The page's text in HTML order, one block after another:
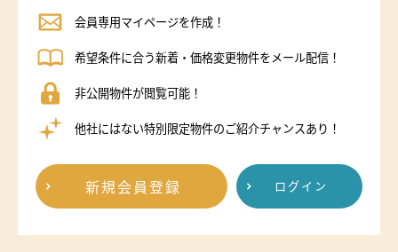
会員専用マイページを作成！
希望条件に合う新着・価格変更物件をメール配信！
非公開物件が閲覧可能！
他社にはない特別限定物件のご紹介チャンスあり！
新規会員登録 ログイン